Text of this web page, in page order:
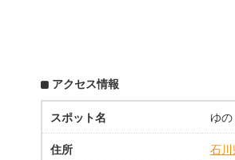
アクセス情報
スポット名 ゆ
住所 石